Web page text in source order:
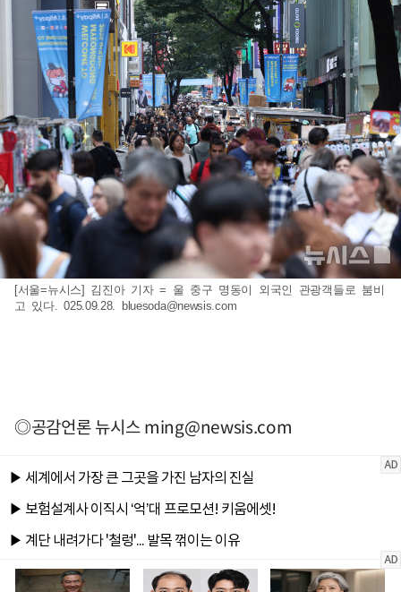
[서울=뉴시스] 김진아 기자 = 울 중구 명동이 외국인 관광객들로 붐비
고 있다. 025.09.28.
bluesoda@newsis.com
◎공감언론 뉴시스ming@newsis.com